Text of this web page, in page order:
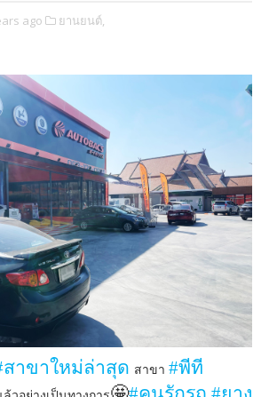
ago ยานยนต์,
สาขาใหม่ล่าสุด สาขา #พีที